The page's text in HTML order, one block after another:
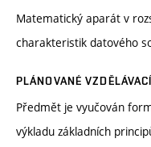
Matematický aparát v
charakteristik datového
PLÁNOVANÉ
Předmět je vyučován
výkladu základních